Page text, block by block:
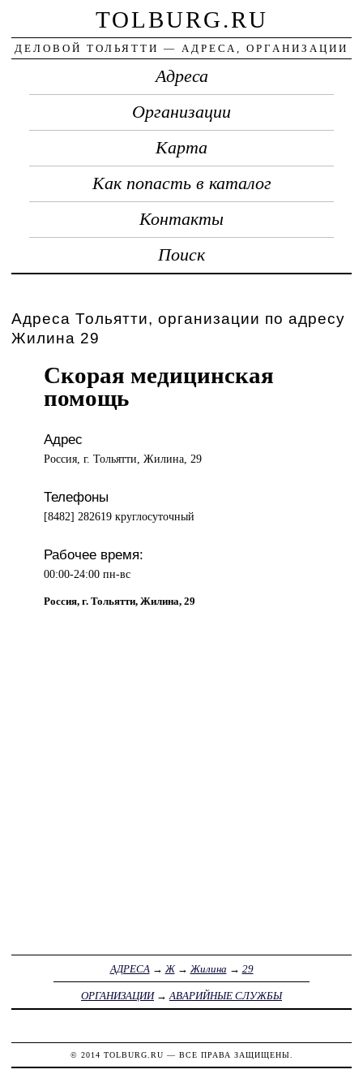
TOLBURG.RU
ДЕЛОВОЙ ТОЛЬЯТТИ — АДРЕСА, ОРГАНИЗАЦИИ
Адреса
Организации
Карта
Как попасть в каталог
Контакты
Поиск
Адреса Тольятти, организации по адресу
Жилина 29
Скорая медицинская
помощь
Адрес
Россия, г. Тольятти, Жилина, 29
Телефоны
[8482] 282619 круглосуточный
Рабочее время:
00:00-24:00 пн-вс
Россия, г. Тольятти, Жилина, 29
АДРЕСА → Ж→ Жилина → 29
ОРГАНИЗАЦИИ→ АВАРИЙНЫЕ СЛУЖБЫ
© 2014 TOLBURG.RU — ВСЕ ПРАВА ЗАЩИЩЕНЫ.